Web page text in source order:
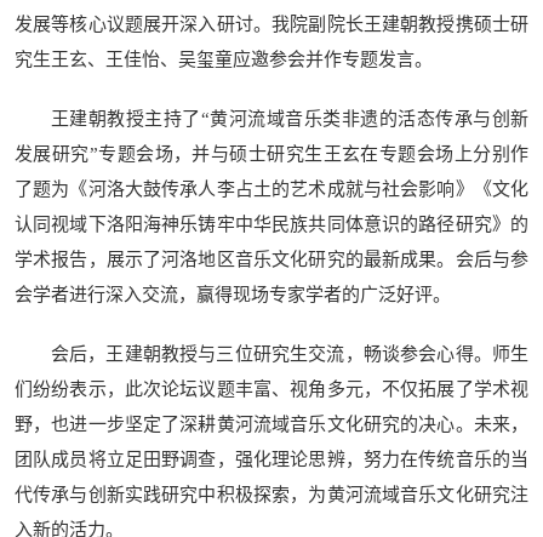
发展等核心议题展开深入研讨。我院副院长王建朝教授携硕士研
究生王玄、王佳怡、吴玺童应邀参会并作专题发言。
王建朝教授主持了“黄河流域音乐类非遗的活态传承与创新
发展研究”专题会场，并与硕士研究生王玄在专题会场上分别作
了题为《河洛大鼓传承人李占土的艺术成就与社会影响》《文化
认同视域下洛阳海神乐铸牢中华民族共同体意识的路径研究》的
学术报告，展示了河洛地区音乐文化研究的最新成果。会后与参
会学者进行深入交流，赢得现场专家学者的广泛好评。
会后，王建朝教授与三位研究生交流，畅谈参会心得。师生
们纷纷表示，此次论坛议题丰富、视角多元，不仅拓展了学术视
野，也进一步坚定了深耕黄河流域音乐文化研究的决心。未来，
团队成员将立足田野调查，强化理论思辨，努力在传统音乐的当
代传承与创新实践研究中积极探索，为黄河流域音乐文化研究注
入新的活力。